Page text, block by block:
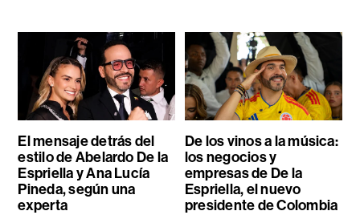
El mensaje detrás del
estilo de Abelardo De la
Espriella y Ana Lucía
Pineda, según una
experta
De los vinos a la música:
los negocios y
empresas de De la
Espriella, el nuevo
presidente de Colombia